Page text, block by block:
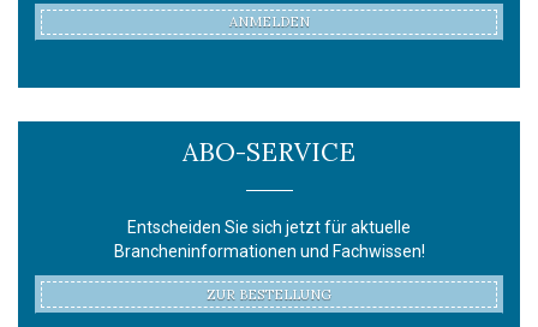
ANMELDEN
ABO-SERVICE
Entscheiden Sie sich jetzt für aktuelle
Brancheninformationen und Fachwissen!
ZUR BESTELLUNG